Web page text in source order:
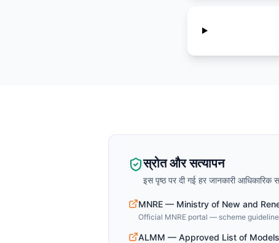
स्रोत और सत्यापन
इस पृष्ठ पर दी गई हर जानकारी
MNRE — Ministry of New and
Official MNRE portal — scheme
ALMM — Approved List of